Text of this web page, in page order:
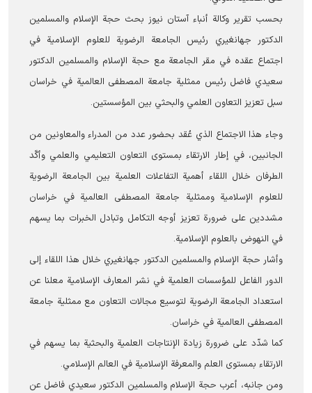
بحسب تقریر وكالة أنباء آستان ‌نيوز بحث حجة الإسلام والمسلمين
الدكتور جهانغيري رئيس الجامعة الرضویة للعلوم الإسلامية في
اجتماع عقده في مقر الجامعة مع حجة الإسلام والمسلمين الدكتور
سعيدي فاضل رئيس ممثلية جامعة المصطفى العالمية في خراسان
سبل تعزيز التعاون العلمي والبحثي بين المؤسستين.
وجاء هذا الاجتماع الذي عُقد بحضور عدد من المدراء والمعاونين من
الجانبين، في إطار الارتقاء بمستوى التعاون التعليمي والعلمي وأكّد
الطرفان خلال اللقاء أهمية التفاعلات العلمية بين الجامعة الرضویة
للعلوم الإسلامية وممثلية جامعة المصطفى العالمية في خراسان
مشددين على ضرورة تعزيز أوجه التكامل وتبادل الخبرات بما يسهم
في النهوض بالعلوم الإسلامية.
وأشار حجة الإسلام والمسلمين الدكتور جهانغيري خلال هذا اللقاء إلى
الدور الفاعل للمؤسسات العلمية في نشر المعارف الإسلامية معلنا عن
استعداد الجامعة الرضوية لتوسيع مجالات التعاون مع ممثلية جامعة
المصطفى العالمية في خراسان.
كما شدّد على ضرورة زيادة الإنتاجات العلمية والبحثية بما يسهم في
الارتقاء بمستوى العلم والمعرفة الإسلامية في العالم الإسلامي.
ومن جانبه، أعرب حجة الإسلام والمسلمين الدكتور سعيدي فاضل عن